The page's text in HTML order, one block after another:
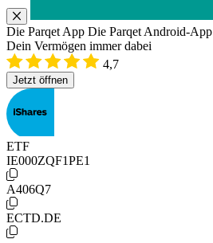
Die Parqet App Die Parqet Android-App
Dein Vermögen immer dabei
4,7
Jetzt öffnen
ETF
IE000ZQF1PE1
A406Q7
ECTD.DE